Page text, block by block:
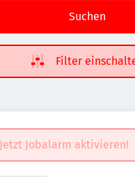
Suchen
Filter
Jetzt Jobalarm aktivieren!